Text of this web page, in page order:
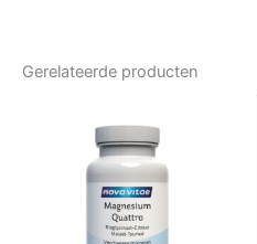
Gerelateerde producten